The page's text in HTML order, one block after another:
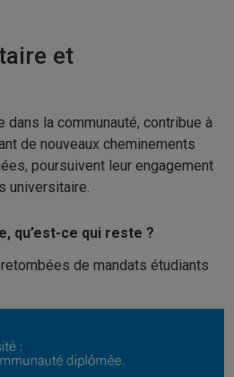
et
la communauté, contribue à
de nouveaux cheminements
poursuivent leur engagement
universitaire.
qu’est-ce qui reste ?
de mandats étudiants